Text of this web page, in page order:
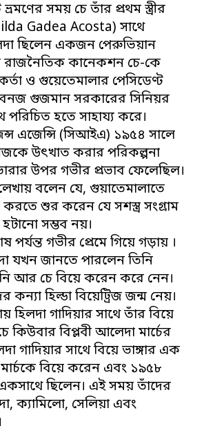
সময় চে তাঁর প্রথম স্ত্রীর
Gadea Acosta) সাথে
ছিলেন একজন পেরুভিয়ান
রাজনৈতিক কানেকশন চে-কে
ও গুয়েতেমালার পেসিডেণ্ট
গুজমান সরকারের সিনিয়র
পরিচিত হতে সাহায্য করে।
এজেন্সি (সিআইএ) ১৯৫৪ সালে
উৎখাত করার পরিকল্পনা
উপর গভীর প্রভাব ফেলেছিল।
বলেন যে, গুয়াতেমালাতে
করতে শুর করেন যে সশস্ত্র সংগ্রাম
হটানো সম্ভব নয়।
পর্যন্ত গভীর প্রেমে গিয়ে গড়ায় ।
যখন জানতে পারলেন তিনি
আর চে বিয়ে করেন করে নেন।
কন্যা হিল্ডা বিয়েট্রিজ জন্ম নেয়।
হিলদা গাদিয়ার সাথে তাঁর বিয়ে
কিউবার বিপ্লবী আলেদা মার্চের
গাদিয়ার সাথে বিয়ে ভাঙ্গার এক
মার্চকে বিয়ে করেন এবং ১৯৫৮
একসাথে ছিলেন। এই সময় তাঁদের
ক্যামিলো, সেলিয়া এবং